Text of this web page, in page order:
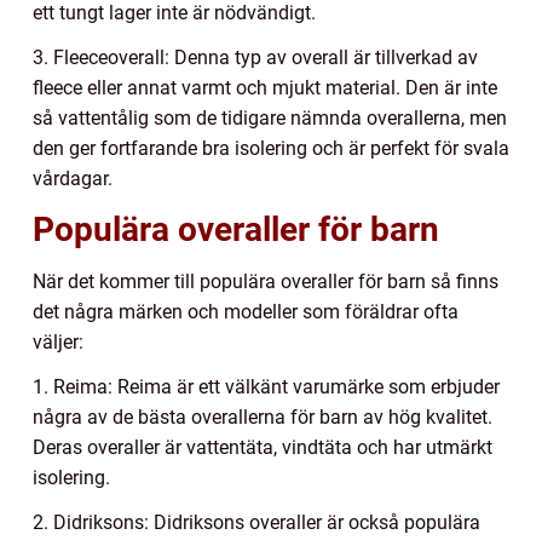
ett tungt lager inte är nödvändigt.
3. Fleeceoverall: Denna typ av overall är tillverkad av
fleece eller annat varmt och mjukt material. Den är inte
så vattentålig som de tidigare nämnda overallerna, men
den ger fortfarande bra isolering och är perfekt för svala
vårdagar.
Populära overaller för barn
När det kommer till populära overaller för barn så finns
det några märken och modeller som föräldrar ofta
väljer:
1. Reima: Reima är ett välkänt varumärke som erbjuder
några av de bästa overallerna för barn av hög kvalitet.
Deras overaller är vattentäta, vindtäta och har utmärkt
isolering.
2. Didriksons: Didriksons overaller är också populära